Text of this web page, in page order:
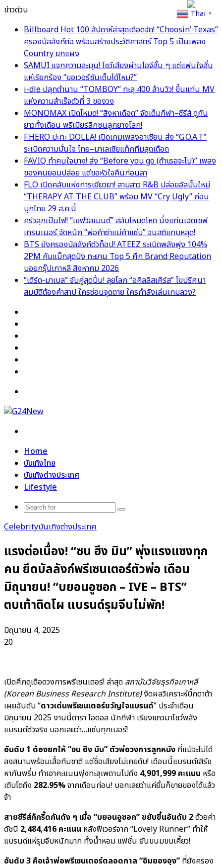
ข่าวด่วน
Billboard Hot 100 สัปดาห์ล่าสุดเดือดจัด! “Choosin’ Texas”
ครองบัลลังก์ต่อ พร้อมสร้างประวัติศาสตร์ Top 5 เป็นเพลง
Country ยกแผง
SAMUI แจกความละมุน! โชว์เสียงผ่านไอจีสั้น ๆ แต่แฟนใจสั่น
แห่เรียกร้อง “ขอเวอร์ชันเต็มได้ไหม?”
i-dle ปลุกตำนาน “TOMBOY” ทะลุ 400 ล้านวิว! ขึ้นแท่น MV
แห่งความสำเร็จตัวที่ 3 ของวง
MONOMAX เปิดโหมด! “สิงหาเดือด” จัดเต็มกีฬา–ซีรีส์ ดูกัน
ยาวทั้งเดือน พรีเมียร์ลีกชนลูกยางโลก!
F.HERO ปะทะ DOLLA! เปิดเกมเพลงอาเซียน ส่ง “G.O.A.T”
ระเบิดความมั่นใจ ไทย–มาเลเซียแท็กทีมสุดเดือด
FAVIQ ทำคนใจบาง! ส่ง “Before you go (ถ้าเธอจะไป)” เพลง
ของคนยอมปล่อย แต่ขอหัวใจคืนก่อนลา
FLO เปิดคลับแห่งการเยียวยา! สามสาว R&B ปล่อยอัลบั้มใหม่
“THERAPY AT THE CLUB” พร้อม MV “Cry Ugly” ก่อน
บุกไทย 29 ส.ค.นี้
ครัวลุกเป็นไฟ! “เชฟวิลเมนต์” สลับโหมดโหด นั่งแท่นเฮดเชฟ
เทรนเนอร์ จัดหนัก “พ่อค้าซ่าแม่ค้าแซ่บ” จนสติแทบหลุด!
BTS ยังครองบัลลังก์ตัวท็อป! ATEEZ ระเบิดพลังพุ่ง 104%
2PM คัมแบ็กสุดปัง ทะยาน Top 5 ศึก Brand Reputation
บอยกรุ๊ปเกาหลี สิงหาคม 2026
“เติร์ด-มาเบล” จับคู่สุดปั่น! ลุยโลก “อคิลลิสเคิร์ส” ไขปริศนา
สมบัติต้องคำสาป ใครซ่อนจุดตาย ใครกำลังเล่นเกมลวง?
Home
บันเทิงไทย
บันเทิงต่างประเทศ
Lifestyle
Search
Celebrityบันเทิงต่างประเทศ
แรงต่อเนื่อง! “ซน ฮึง มิน” พุ่งแรงแซงทุก
คน ยึดบัลลังก์พรีเซนเตอร์ตัวพ่อ เดือน
มิถุนายน! “บยอนอูซอก – IVE – BTS”
ตบเท้าติดโผ แบรนด์รุมจีบไม่พัก!
มิถุนายน 4, 2025
20
เปิดศึกดุเดือดวงการพรีเซนเตอร์! ล่าสุด สถาบันวิจัยธุรกิจเกาหลี
(Korean Business Research Institute)งัดผลวิเคราะห์บิ๊กดาต้า
เผยอันดับ “ดาวเด่นพรีเซนเตอร์ขวัญใจแบรนด์” ประจำเดือน
มิถุนายน 2025 งานนี้ดารา ไอดอล นักกีฬา เรียงแถวมาโชว์พลัง
แบรนด์ตัวจริง บอกเลยว่า…แซ่บทุกเบอร์!
อันดับ 1 ต้องยกให้ “ซน ฮึง มิน” ตัวพ่อวงการลูกหนัง ที่แม้จะไม่ได้
ลงสนามพร้อมเสื้อทีมชาติ แต่ชื่อเสียงไม่เคยดับ! เดือนนี้แบรนด์เสิร์ช
หากันพรึ่บ ทำเอาคะแนนพุ่งทะลุเพดานไปถึง 4,901,999 คะแนน หรือ
เติบโตถึง 282.95%จากเดือนก่อน! บอกเลยว่าแค่ยิ้มก็ขายของได้แล้ว
จ้า
สายซีรีส์ก็กรี๊ดกันดัง ๆ เมื่อ “บยอนอูซอก” ขยับขึ้นอันดับ 2ด้วยค่า
ดัชนี 2,484,416 คะแนน หลังฟีเวอร์จาก “Lovely Runner” ทำให้
แบรนด์แห่รุมจีบหนักมาก ทั้งน้ำหอม แฟชั่น ยันขนมขบเคี้ยว!
อันดับ 3 คือเจ้าพ่อพรีเซนเตอร์ตลอดกาล “อิมยองอุง” ที่ยังครอง
Thai ▼